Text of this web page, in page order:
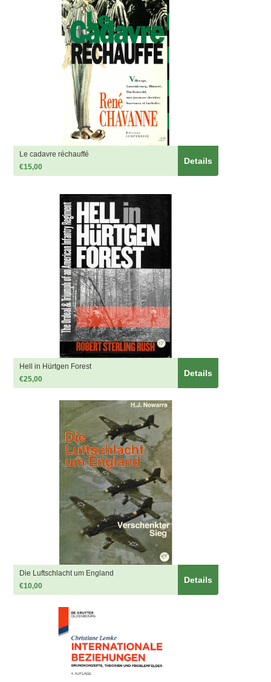
Details
Le cadavre réchauffé
€15,00
Details
Hell in Hürtgen Forest
€25,00
Details
Die Luftschlacht um England
€10,00